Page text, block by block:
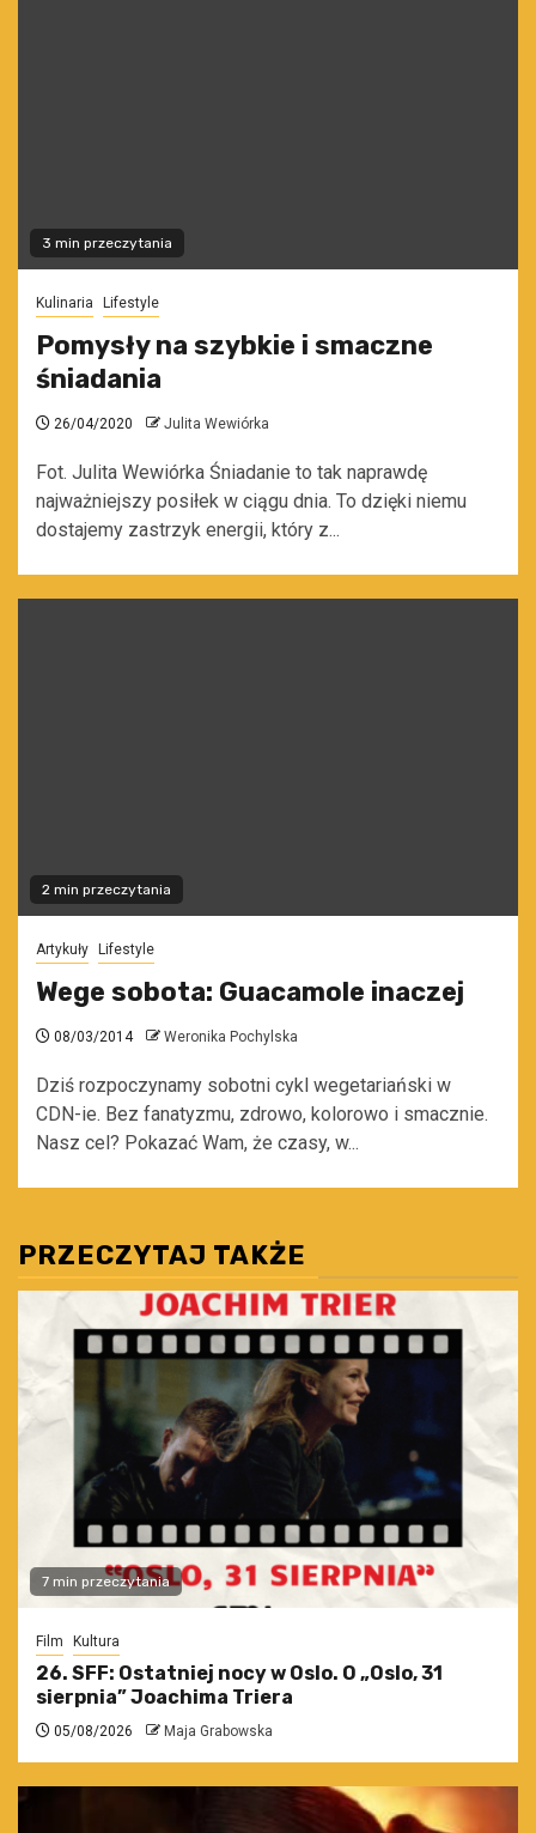
3 min przeczytania
Kulinaria Lifestyle
Pomysły na szybkie i smaczne
śniadania
26/04/2020 Julita Wewiórka
Fot. Julita Wewiórka Śniadanie to tak naprawdę
najważniejszy posiłek w ciągu dnia. To dzięki niemu
dostajemy zastrzyk energii, który z...
2 min przeczytania
Artykuły Lifestyle
Wege sobota: Guacamole inaczej
08/03/2014 Weronika Pochylska
Dziś rozpoczynamy sobotni cykl wegetariański w
CDN-ie. Bez fanatyzmu, zdrowo, kolorowo i smacznie.
Nasz cel? Pokazać Wam, że czasy, w...
PRZECZYTAJ TAKŻE
7 min przeczytania
Film Kultura
26. SFF: Ostatniej nocy w Oslo. O „Oslo, 31
sierpnia” Joachima Triera
05/08/2026 Maja Grabowska